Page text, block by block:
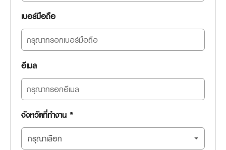
เบอร์มือถือ
อีเมล
จังหวัดที่ทำงาน *
กรุณาเลือก